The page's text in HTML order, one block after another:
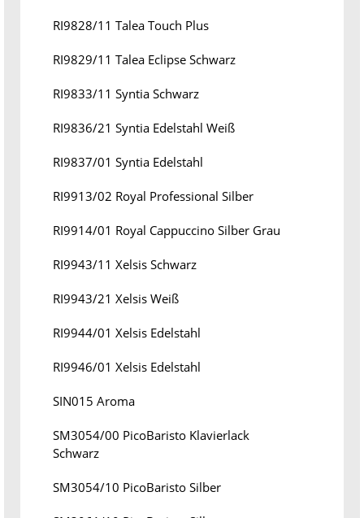
RI9828/11 Talea Touch Plus
RI9829/11 Talea Eclipse Schwarz
RI9833/11 Syntia Schwarz
RI9836/21 Syntia Edelstahl Weiß
RI9837/01 Syntia Edelstahl
RI9913/02 Royal Professional Silber
RI9914/01 Royal Cappuccino Silber Grau
RI9943/11 Xelsis Schwarz
RI9943/21 Xelsis Weiß
RI9944/01 Xelsis Edelstahl
RI9946/01 Xelsis Edelstahl
SIN015 Aroma
SM3054/00 PicoBaristo Klavierlack
Schwarz
SM3054/10 PicoBaristo Silber